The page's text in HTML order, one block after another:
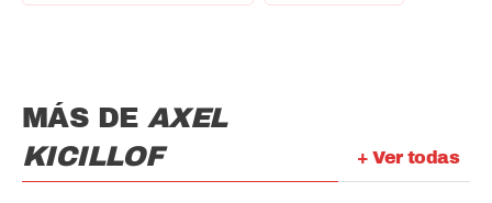
+ Ver todas
MÁS DE AXEL
KICILLOF